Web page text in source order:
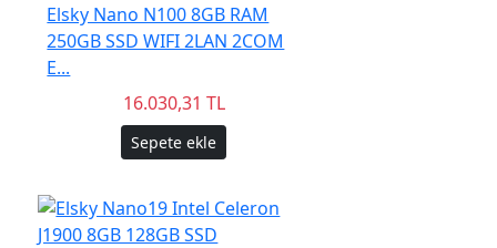
Elsky Nano N100 8GB RAM
250GB SSD WIFI 2LAN 2COM
E...
16.030,31 TL
Sepete ekle